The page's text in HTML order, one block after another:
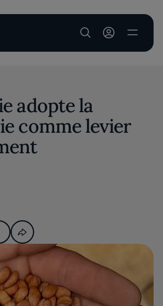
User account
adopte la
comme levier